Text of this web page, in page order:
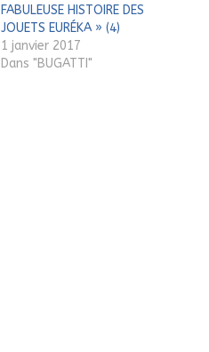
FABULEUSE HISTOIRE DES
JOUETS EURÉKA » (4)
1 janvier 2017
Dans "BUGATTI"